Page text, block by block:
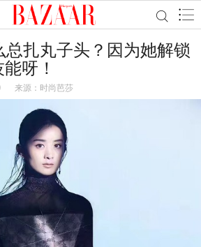
总扎丸子头？因为她解锁
呀！
来源：时尚芭莎